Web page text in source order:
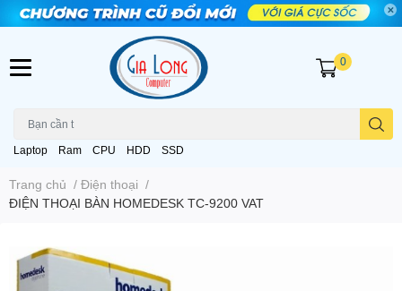
Laptop Ram CPU HDD SSD
0
Trang chủ / Điện thoại /
ĐIỆN THOẠI BÀN HOMEDESK TC-9200 VAT